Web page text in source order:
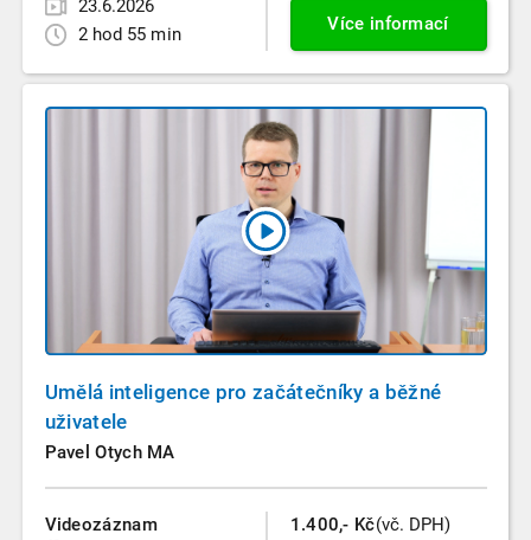
23.6.2026
2 hod 55 min
Více informací
Umělá inteligence pro začátečníky a běžné
uživatele
Pavel Otych MA
Videozáznam
1.400,- Kč(vč. DPH)